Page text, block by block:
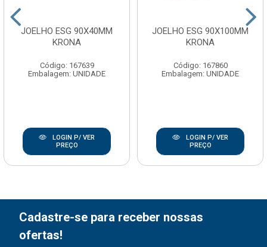
JOELHO ESG 90X40MM
KRONA
Código: 167639
Embalagem: UNIDADE
LOGIN P/ VER
PREÇO
JOELHO ESG 90X100MM
KRONA
Código: 167860
Embalagem: UNIDADE
LOGIN P/ VER
PREÇO
Cadastre-se para receber nossas
ofertas!